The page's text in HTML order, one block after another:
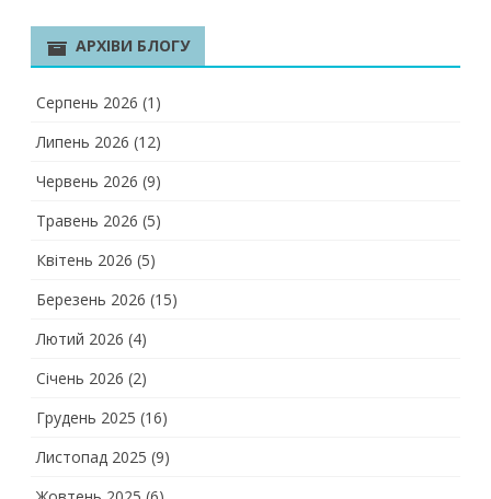
АРХІВИ БЛОГУ
Серпень 2026 (1)
Липень 2026 (12)
Червень 2026 (9)
Травень 2026 (5)
Квітень 2026 (5)
Березень 2026 (15)
Лютий 2026 (4)
Січень 2026 (2)
Грудень 2025 (16)
Листопад 2025 (9)